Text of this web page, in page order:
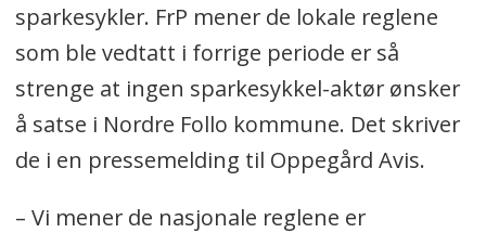
sparkesykler. FrP mener de lokale reglene
som ble vedtatt i forrige periode er så
strenge at ingen sparkesykkel-aktør ønsker
å satse i Nordre Follo kommune. Det skriver
de i en pressemelding til Oppegård Avis.
– Vi mener de nasjonale reglene er